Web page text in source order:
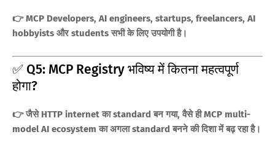
👉 MCP Developers, AI engineers, startups, freelancers, AI
hobbyists और students सभी के लिए उपयोगी है।
✅ Q5: MCP Registry भविष्य में कितना महत्वपूर्ण
होगा?
👉 जैसे HTTP internet का standard बन गया, वैसे ही MCP multi-
model AI ecosystem का अगला standard बनने की दिशा में बढ़ रहा है।